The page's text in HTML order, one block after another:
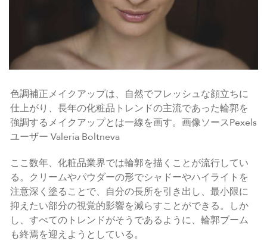
色調補正メイクアップは、自然でフレッシュな顔立ちに
仕上がり、長年の化粧品トレンドの主流であった輪郭を
強調するメイクアップとは一線を画す。画像ソースPexels
ユーザー Valeria Boltneva
ここ数年、化粧品業界では輪郭を描くことが流行してい
る。クリームやパウダーの形でシャドーやハイライトを
注意深く塗ることで、自分の長所を引き出し、最小限に
抑えたい部分の視覚的影響を減らすことができる。しか
し、すべてのトレンドがそうであるように、輪郭ブーム
も終焉を迎えようとしている。